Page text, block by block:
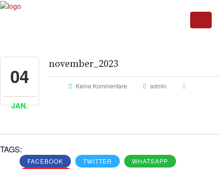
04
JAN.
november_2023
Keine Kommentare admin
TAGS:
FACEBOOK TWITTER
WHATSAPP